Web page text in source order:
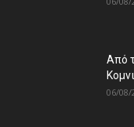
Από
06/08/